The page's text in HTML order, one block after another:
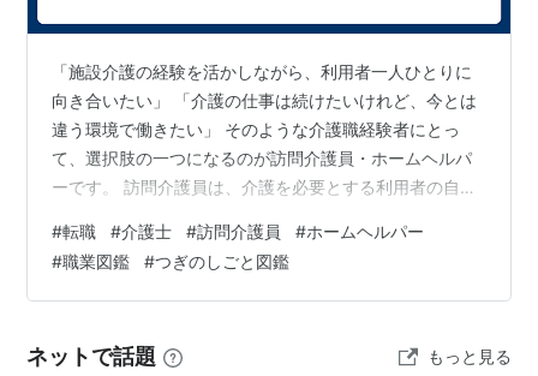
「施設介護の経験を活かしながら、利用者一人ひとりに
向き合いたい」 「介護の仕事は続けたいけれど、今とは
違う環境で働きたい」 そのような介護職経験者にとっ
て、選択肢の一つになるのが訪問介護員・ホームヘルパ
ーです。 訪問介護員は、介護を必要とする利用者の自宅
ように複数の利用者へ同時に対応する場面は少ない一
方、基本的に一人で訪問するため、限られた時間の中で
状況を確認し、必要な支援を行う力が求められます。 こ
介護との違い、介護経験を活かせるポイント、求人を探
#転職 #介護士 #訪問介護員 #ホームヘルパー
#職業図鑑 #つぎのしごと図鑑
ネットで話題 もっと見る